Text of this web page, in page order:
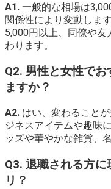
A1. 一般的な相場は
関係性により変動しま
5,000円以上、同僚や
わります。
Q2. 男性と女性で
ますか？
A2. はい、変わること
ジネスアイテムや趣味
ッズや華やかな雑貨、
Q3. 退職される方
リ？